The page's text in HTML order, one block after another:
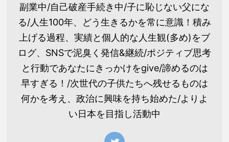
副業中/自己破産手続き中/子に恥じない父にな
る/人生100年、どう生きるかを常に意識！積み
上げる過程、実績と個人的な人生観(多め)をブ
ログ、SNSで泥臭く発信&継続/ポジティブ思考
と行動であなたにきっかけをgive/諦めるのは
早すぎる！/次世代の子供たちへ残せるものは
何かを考え、政治に興味を持ち始めた/よりよ
い日本を目指し活動中